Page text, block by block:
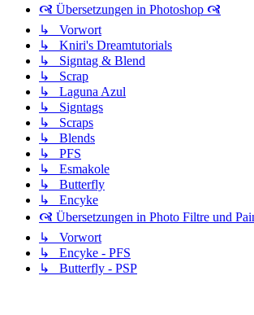
🙧 Übersetzungen in Photoshop 🙧
↳ Vorwort
↳ Kniri's Dreamtutorials
↳ Signtag & Blend
↳ Scrap
↳ Laguna Azul
↳ Signtags
↳ Scraps
↳ Blends
↳ PFS
↳ Esmakole
↳ Butterfly
↳ Encyke
🙧 Übersetzungen in Photo Filtre und
↳ Vorwort
↳ Encyke - PFS
↳ Butterfly - PSP